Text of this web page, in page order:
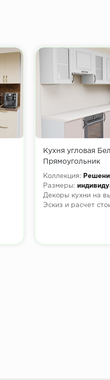
Кухня угловая
Прямоугольник
Коллекция:
Размеры:
Декоры кухни на
Эскиз и расчет